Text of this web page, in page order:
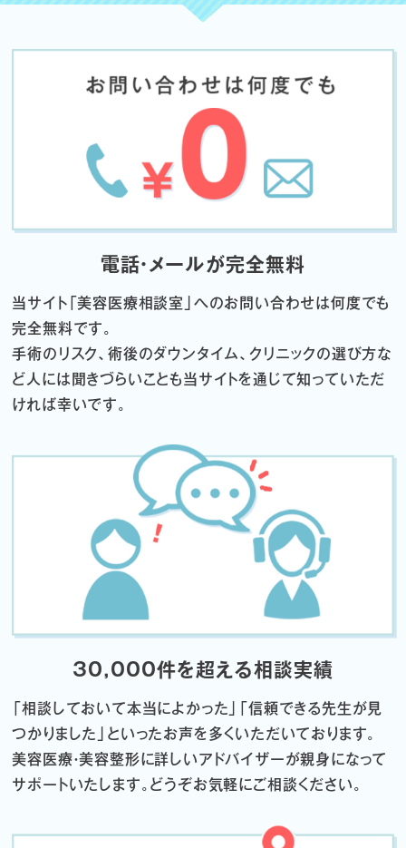
電話・メールが完全無料
当サイト「美容医療相談室」へのお問い合わせは何度でも
完全無料です。
手術のリスク、術後のダウンタイム、クリニックの選び方な
ど 人には聞きづらいことも当サイトを通じて知っていただ
ければ幸いです。
30,000件を超える相談実績
「相談しておいて本当によかった」「信頼できる先生が見
つかりました」 といったお声を多くいただいております。
美容医療・美容整形に詳しいアドバイザーが親身になって
サポートいたします。 どうぞお気軽にご相談ください。